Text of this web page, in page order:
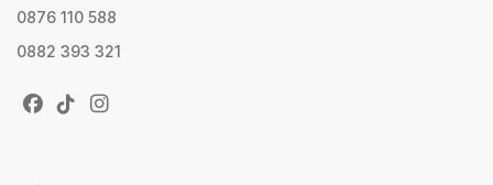
0876 110 588
0882 393 321